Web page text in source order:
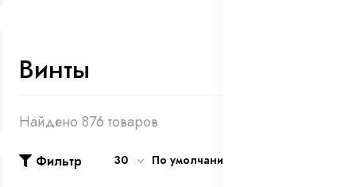
Винты
Найдено 876 товаров
Фильтр 30 По умолчанию